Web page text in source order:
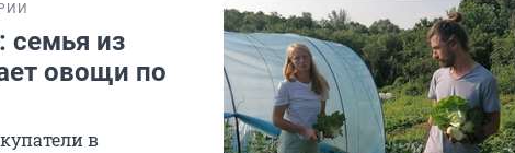
семья из
овощи по
в